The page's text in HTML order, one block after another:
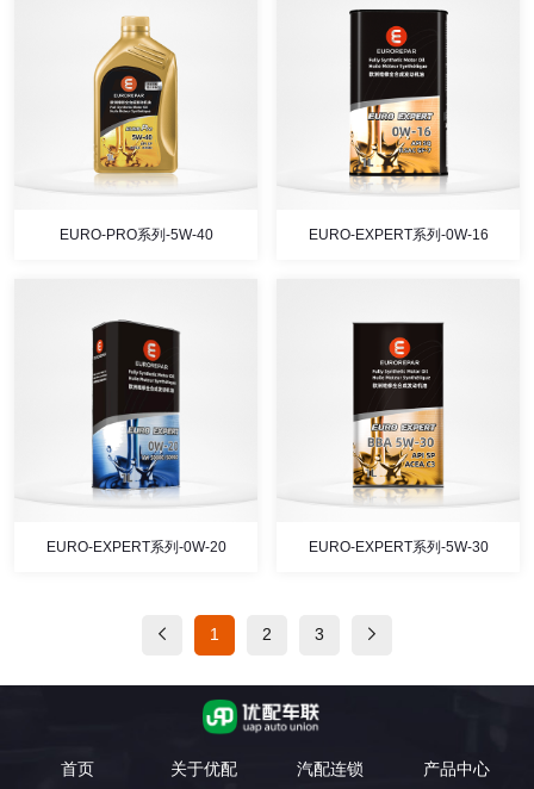
EURO-PRO系列-5W-40 EURO-EXPERT系列-0W-16
EURO-EXPERT系列-0W-20 EURO-EXPERT系列-5W-30
1 2 3
首页 关于优配 汽配连锁 产品中心